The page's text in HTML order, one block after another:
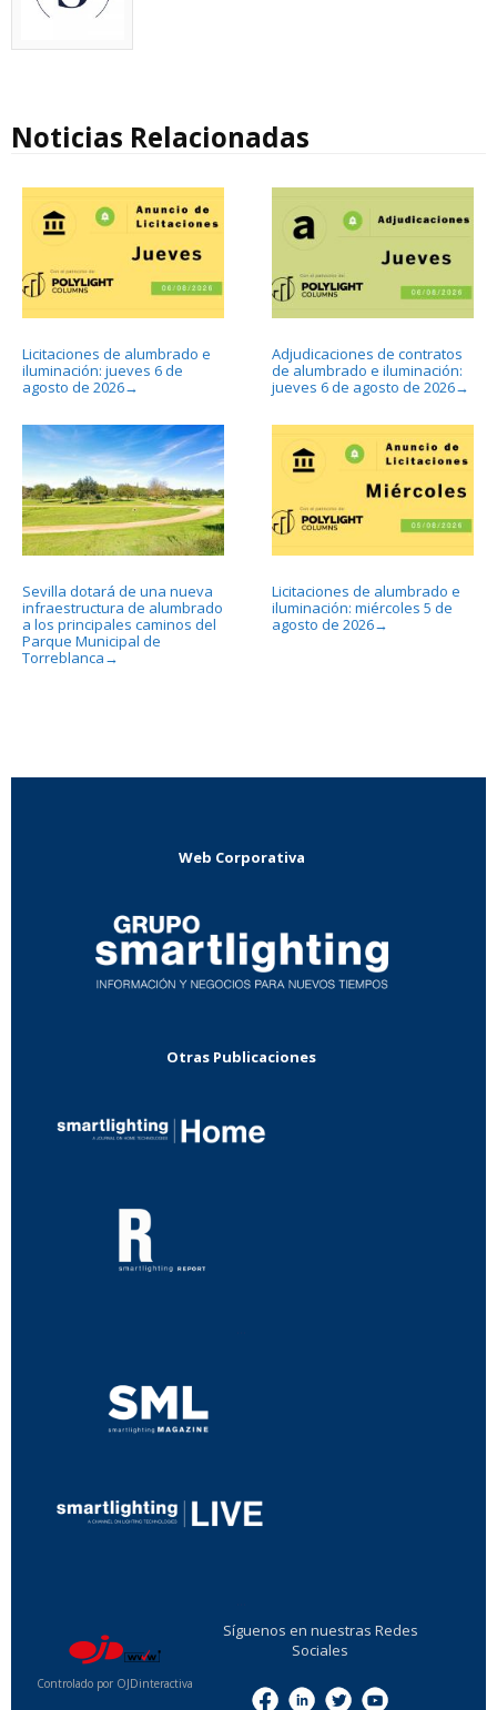
Noticias Relacionadas
Licitaciones de alumbrado e
iluminación: jueves 6 de
agosto de 2026→
Adjudicaciones de contratos
de alumbrado e iluminación:
jueves 6 de agosto de 2026→
Sevilla dotará de una nueva
infraestructura de alumbrado
a los principales caminos del
Parque Municipal de
Torreblanca →
Licitaciones de alumbrado e
iluminación: miércoles 5 de
agosto de 2026→
Web Corporativa
Otras Publicaciones
Controlado por OJDinteractiva
Síguenos en nuestras Redes
Sociales